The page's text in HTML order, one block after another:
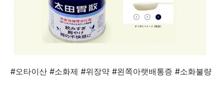
#오타이산 #소화제 #위장약 #왼쪽아랫배통증 #소화불량